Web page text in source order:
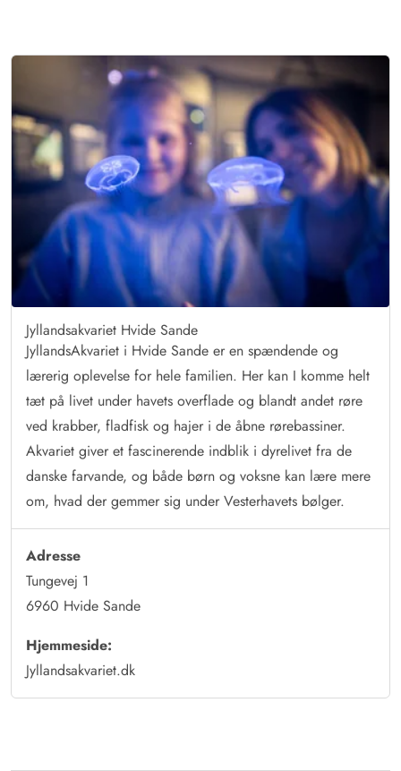
Jyllandsakvariet Hvide Sande
JyllandsAkvariet i Hvide Sande er en spændende og
lærerig oplevelse for hele familien. Her kan I komme helt
tæt på livet under havets overflade og blandt andet røre
ved krabber, fladfisk og hajer i de åbne rørebassiner.
Akvariet giver et fascinerende indblik i dyrelivet fra de
danske farvande, og både børn og voksne kan lære mere
om, hvad der gemmer sig under Vesterhavets bølger.
Adresse
Tungevej 1
6960 Hvide Sande
Hjemmeside:
Jyllandsakvariet.dk